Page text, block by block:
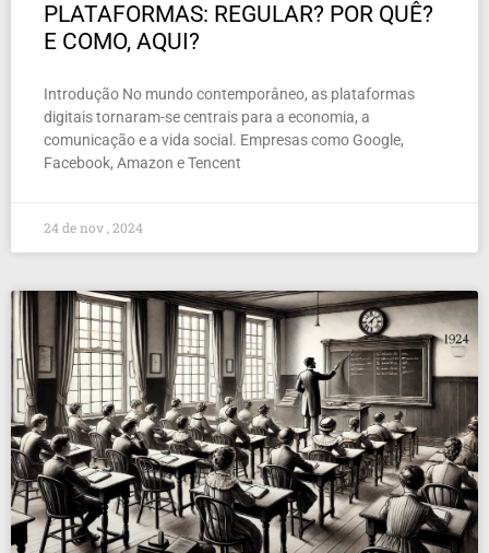
PLATAFORMAS: REGULAR? POR QUÊ?
E COMO, AQUI?
Introdução No mundo contemporâneo, as plataformas
digitais tornaram-se centrais para a economia, a
comunicação e a vida social. Empresas como Google,
Facebook, Amazon e Tencent
24 de nov , 2024